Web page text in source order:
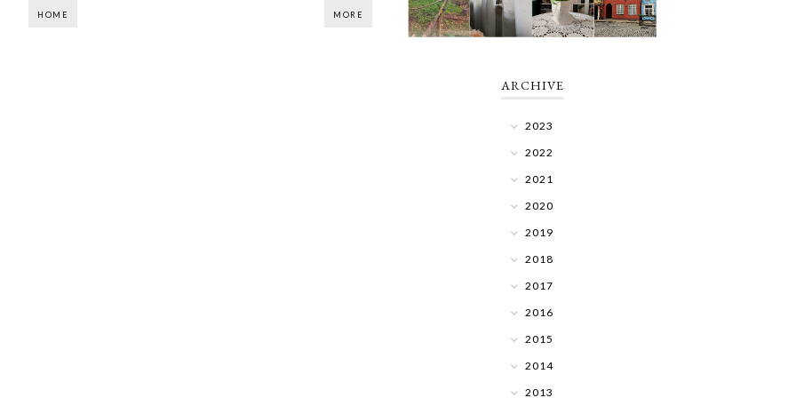
HOME MORE
ARCHIVE
2023
2022
2021
2020
2019
2018
2017
2016
2015
2014
2013